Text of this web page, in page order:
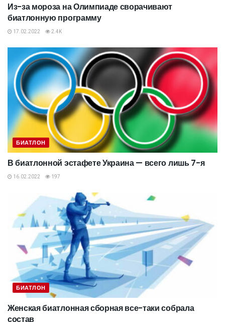
Из-за мороза на Олимпиаде сворачивают
биатлонную программу
17.02.2022 2.4K
БИАТЛОН
В биатлонной эстафете Украина — всего лишь 7-я
16.02.2022 197
БИАТЛОН
Женская биатлонная сборная все-таки собрала
состав